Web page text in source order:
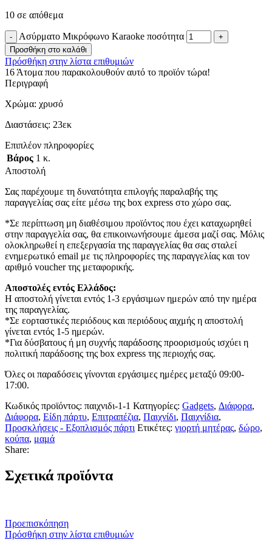
10 σε απόθεμα
Ασύρματο Μικρόφωνο Karaoke ποσότητα
Προσθήκη στο καλάθι
Πρόσθήκη στην λίστα επιθυμιών
16 Άτομα που παρακολουθούν αυτό το προϊόν τώρα!
Περιγραφή
Χρώμα: χρυσό
Διαστάσεις: 23εκ
Επιπλέον πληροφορίες
Βάρος 1 κ.
Αποστολή
Σας παρέχουμε τη δυνατότητα επιλογής παραλαβής της
παραγγελίας σας είτε μέσω της box express στο χώρο σας.
*Σε περίπτωση μη διαθέσιμου προϊόντος που έχει καταχωρηθεί
στην παραγγελία σας, θα επικοινωνήσουμε άμεσα μαζί σας. Μόλις
ολοκληρωθεί η επεξεργασία της παραγγελίας θα σας σταλεί
ενημερωτικό email με τις πληροφορίες της παραγγελίας και τον
αριθμό voucher της μεταφορικής.
Αποστολές εντός Ελλάδος:
Η αποστολή γίνεται εντός 1-3 εργάσιμων ημερών από την ημέρα
της παραγγελίας.
*Σε εορταστικές περιόδους και περιόδους αιχμής η αποστολή
γίνεται εντός 1-5 ημερών.
*Για δύσβατους ή μη συχνής παράδοσης προορισμούς ισχύει η
πολιτική παράδοσης της box express της περιοχής σας.
Όλες οι παραδόσεις γίνονται εργάσιμες ημέρες μεταξύ 09:00-
17:00.
Κωδικός προϊόντος: παιχνιδι-1-1 Κατηγορίες: Gadgets, Διάφορα,
Διάφορα, Είδη πάρτυ, Επιτραπέζια, Παιχνίδι, Παιχνίδια,
Προσκλήσεις - Εξοπλισμός πάρτι Ετικέτες: γιορτή μητέρας, δώρο,
κούπα, μαμά
Share:
Σχετικά προϊόντα
Προεπισκόπηση
Πρόσθήκη στην λίστα επιθυμιών